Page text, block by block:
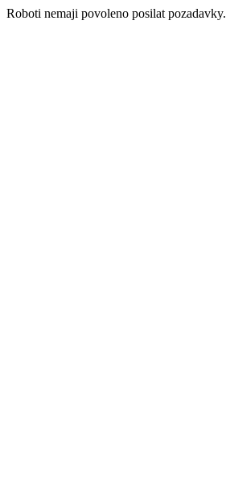
Roboti nemaji povoleno posilat pozadavky.